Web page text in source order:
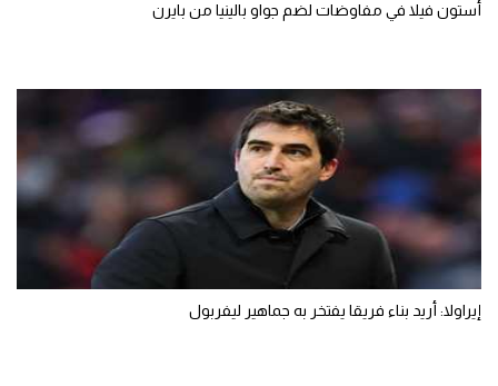
أستون فيلا في مفاوضات لضم جواو بالينيا من بايرن
إيراولا: أريد بناء فريقا يفتخر به جماهير ليفربول